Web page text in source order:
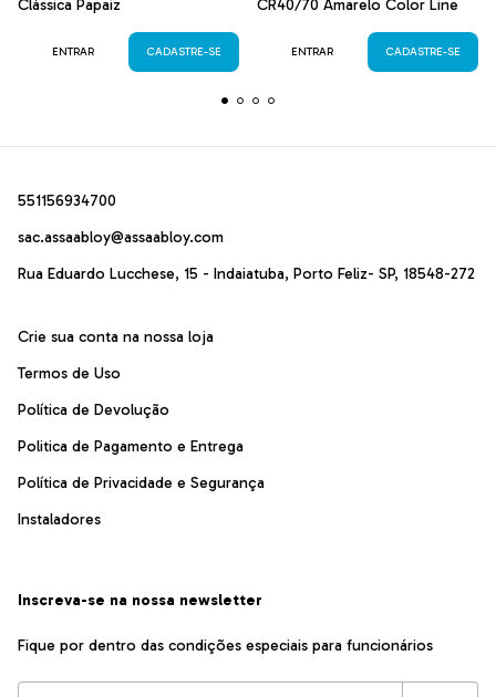
Clássica Papaiz
ENTRAR CADASTRE-SE
CR40/70 Amarelo Color Line
ENTRAR CADASTRE-SE
551156934700
sac.assaabloy@assaabloy.com
Rua Eduardo Lucchese, 15 - Indaiatuba, Porto Feliz- SP, 18548-272
Crie sua conta na nossa loja
Termos de Uso
Política de Devolução
Politica de Pagamento e Entrega
Política de Privacidade e Segurança
Instaladores
Inscreva-se na nossa newsletter
Fique por dentro das condições especiais para funcionários